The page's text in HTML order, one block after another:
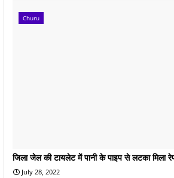
Churu
जिला जेल की टायलेट में पानी के पाइप से लटका मिला
July 28, 2022